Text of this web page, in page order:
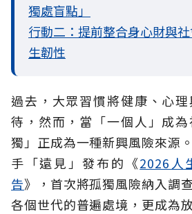
獨處盲點」
行動二：提前整合身心財與
生韌性
過去，大眾習慣將健康、心
待，然而，當「一個人」成
獨」正成為一種新興風險來源
手「遠見」發布的《2026人
告》，首次將孤獨風險納入調
各個世代的普遍處境，更成為